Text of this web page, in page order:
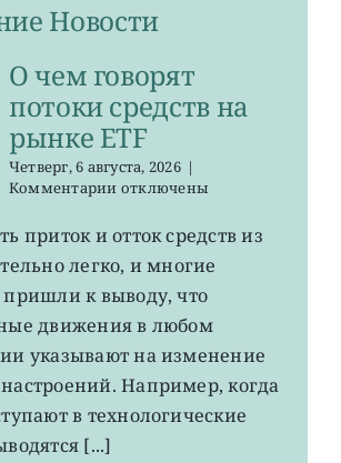
Новости
О чем говорят
потоки средств на
рынке ETF
Четверг, 6 августа, 2026 |
Комментариик
О
говорят
потоки
средств
на
рынке
ETF
отключены
приток и отток средств из
легко, и многие
к выводу, что
движения в любом
указывают на изменение
Например, когда
в технологические
[...]